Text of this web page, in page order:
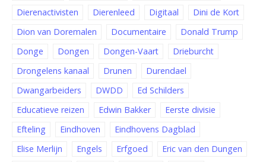
Dierenactivisten
Dierenleed Digitaal
Dini de Kort
Dion van Doremalen
Documentaire
Donald Trump
Donge
Dongen Dongen-Vaart
Drieburcht
Drongelens kanaal
Drunen
Durendael
Dwangarbeiders
DWDD
Ed Schilders
Educatieve reizen
Edwin Bakker
Eerste divisie
Efteling
Eindhoven
Eindhovens Dagblad
Elise Merlijn
Engels Erfgoed
Eric van den Dungen